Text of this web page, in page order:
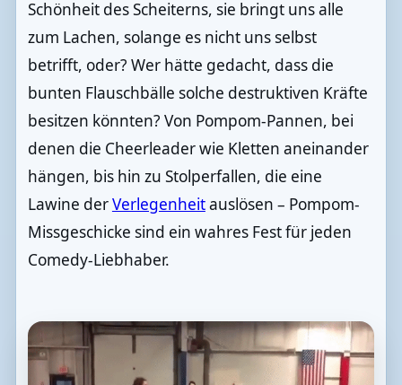
Schönheit des Scheiterns, sie bringt uns alle
zum Lachen, solange es nicht uns selbst
betrifft, oder? Wer hätte gedacht, dass die
bunten Flauschbälle solche destruktiven Kräfte
besitzen könnten? Von Pompom-Pannen, bei
denen die Cheerleader wie Kletten aneinander
hängen, bis hin zu Stolperfallen, die eine
Lawine derVerlegenheitauslösen – Pompom-
Missgeschicke sind ein wahres Fest für jeden
Comedy-Liebhaber.